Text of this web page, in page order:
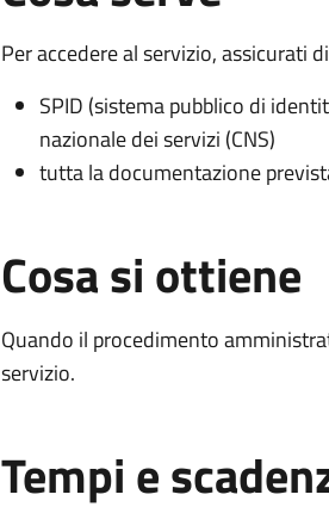
Per accedere al servizio, assicurati
SPID (sistema pubblico di
nazionale dei servizi (CNS)
tutta la documentazione
Cosa si ottiene
Quando il procedimento
servizio.
Tempi e